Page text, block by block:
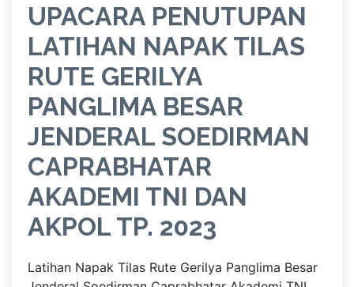
UPACARA PENUTUPAN
LATIHAN NAPAK TILAS
RUTE GERILYA
PANGLIMA BESAR
JENDERAL SOEDIRMAN
CAPRABHATAR
AKADEMI TNI DAN
AKPOL TP. 2023
Latihan Napak Tilas Rute Gerilya Panglima Besar